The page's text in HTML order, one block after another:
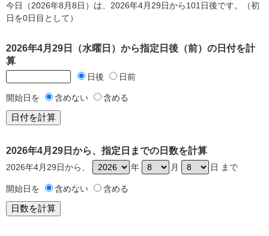
今日（2026年8月8日）は、2026年4月29日から101日後です。（初
日を0日目として）
2026年4月29日（水曜日）から指定日後（前）の日付を計
算
日後 日前
開始日を 含めない 含める
2026年4月29日から、指定日までの日数を計算
2026年4月29日から、 年 月 日 まで
開始日を 含めない 含める